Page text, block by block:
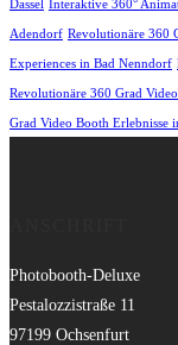
Dassel Interaktive 360°
Adendorf Revolutionäre 360
Experiences in Bad Nenndorf
Revolutionäre 360 Grad
Grad Video Booth Erlebnisse
Photobooth-Deluxe
Pestalozzistraße 11
97199 Ochsenfurt